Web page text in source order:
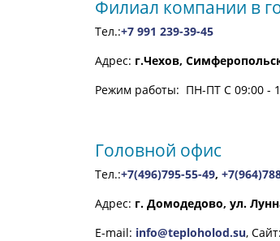
Филиал компании в
Тел.:+7 991 239-39-45
Адрес: г.Чехов,
Режим работы: ПН-ПТ С 09:00 -
Головной офис
Тел.:+7(496)795-55-49,
Адрес: г. Домодедово, ул.
E-mail: info@teploholod.su, Сайт: